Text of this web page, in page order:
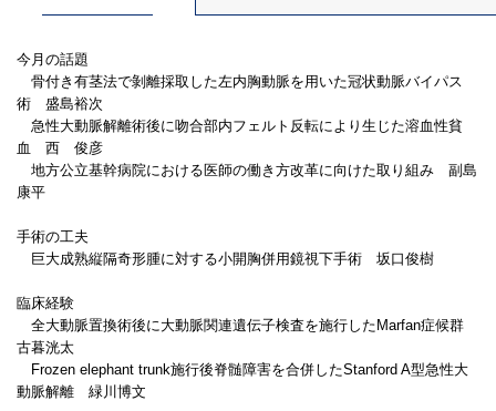
今月の話題
骨付き有茎法で剝離採取した左内胸動脈を用いた冠状動脈バイパス
術 盛島裕次
急性大動脈解離術後に吻合部内フェルト反転により生じた溶血性貧
血 西 俊彦
地方公立基幹病院における医師の働き方改革に向けた取り組み 副島
康平
手術の工夫
巨大成熟縦隔奇形腫に対する小開胸併用鏡視下手術 坂口俊樹
臨床経験
全大動脈置換術後に大動脈関連遺伝子検査を施行したMarfan症候群
古暮洸太
Frozen elephant trunk施行後脊髄障害を合併したStanford A型急性大
動脈解離 緑川博文